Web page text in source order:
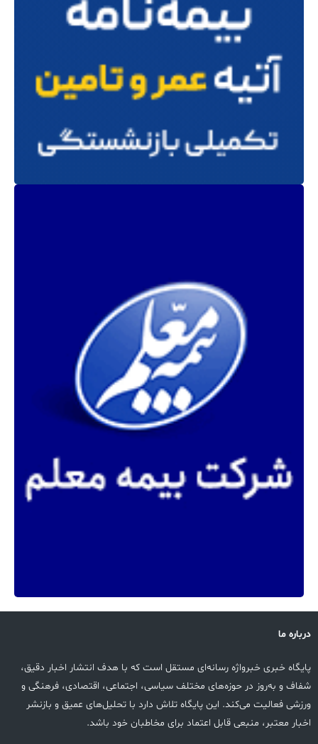
درباره ما
پایگاه خبری خبرواژه رسانه‌ای مستقل است که با هدف انتشار اخبار دقیق،
شفاف و به‌روز در حوزه‌های مختلف سیاسی، اجتماعی، اقتصادی، فرهنگی و
ورزشی فعالیت می‌کند. این پایگاه تلاش دارد با تحلیل‌های عمیق و بازنشر
اخبار معتبر، منبعی قابل اعتماد برای مخاطبان خود باشد.